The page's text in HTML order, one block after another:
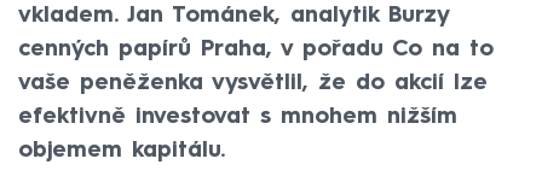
vkladem. Jan Tománek, analytik Burzy
cenných papírů Praha, v pořadu Co na to
vaše peněženka vysvětlil, že do akcií lze
efektivně investovat s mnohem nižším
objemem kapitálu.